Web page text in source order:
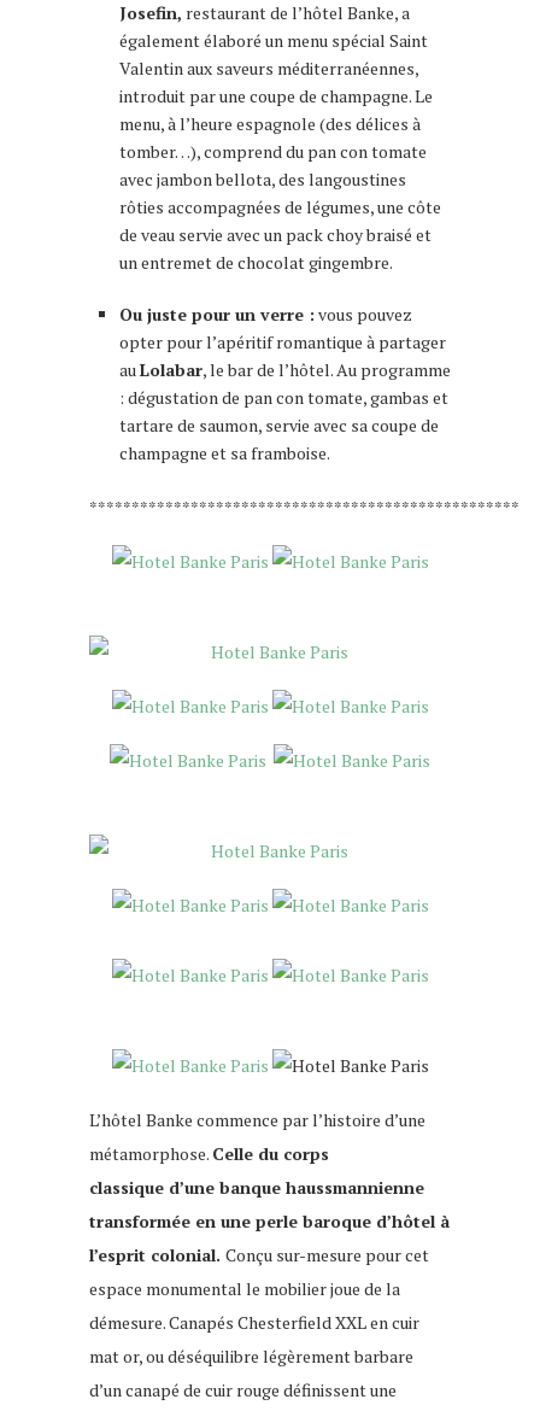
Josefin, restaurant de l’hôtel Banke, a
également élaboré un menu spécial Saint
Valentin aux saveurs méditerranéennes,
introduit par une coupe de champagne. Le
menu, à l’heure espagnole (des délices à
tomber…), comprend du pan con tomate
avec jambon bellota, des langoustines
rôties accompagnées de légumes, une côte
de veau servie avec un pack choy braisé et
un entremet de chocolat gingembre.
Ou juste pour un verre : vous pouvez
opter pour l’apéritif romantique à partager
auLolabar, le bar de l’hôtel. Au programme
: dégustation de pan con tomate, gambas et
tartare de saumon, servie avec sa coupe de
champagne et sa framboise.
***************************************************
L’hôtel Banke commence par l’histoire d’une
métamorphose. Celle du corps
classique d’une banque haussmannienne
transformée en une perle baroque d’hôtel à
l’esprit colonial. Conçu sur-mesure pour cet
espace monumental le mobilier joue de la
démesure. Canapés Chesterfield XXL en cuir
mat or, ou déséquilibre légèrement barbare
d’un canapé de cuir rouge définissent une